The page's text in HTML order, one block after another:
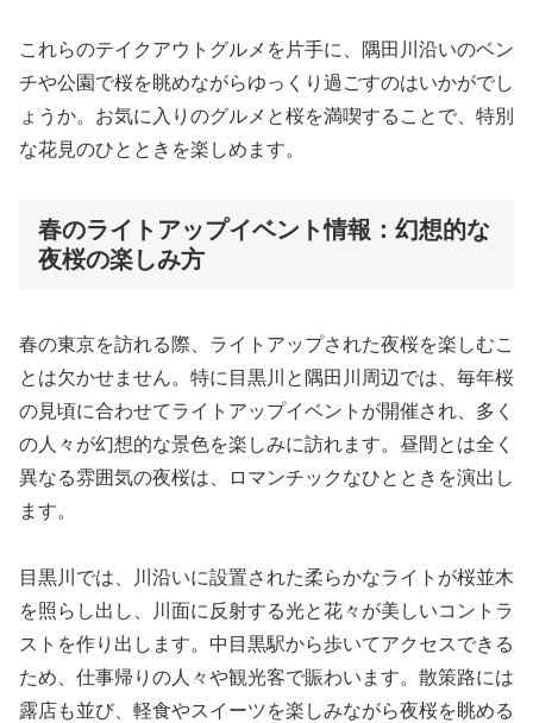
これらのテイクアウトグルメを片手に、隅田川沿いのベン
チや公園で桜を眺めながらゆっくり過ごすのはいかがでし
ょうか。お気に入りのグルメと桜を満喫することで、特別
な花見のひとときを楽しめます。
春のライトアップイベント情報：幻想的な
夜桜の楽しみ方
春の東京を訪れる際、ライトアップされた夜桜を楽しむこ
とは欠かせません。特に目黒川と隅田川周辺では、毎年桜
の見頃に合わせてライトアップイベントが開催され、多く
の人々が幻想的な景色を楽しみに訪れます。昼間とは全く
異なる雰囲気の夜桜は、ロマンチックなひとときを演出し
ます。
目黒川では、川沿いに設置された柔らかなライトが桜並木
を照らし出し、川面に反射する光と花々が美しいコントラ
ストを作り出します。中目黒駅から歩いてアクセスできる
ため、仕事帰りの人々や観光客で賑わいます。散策路には
露店も並び、軽食やスイーツを楽しみながら夜桜を眺める